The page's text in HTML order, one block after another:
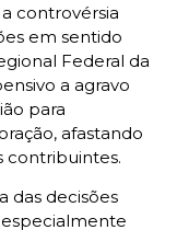
controvérsia
em sentido
Federal da
a agravo
para
afastando
contribuintes.
das decisões